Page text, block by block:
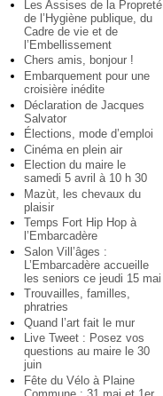
Les Assises de la Propreté
de l’Hygiène publique, du
Cadre de vie et de
l’Embellissement
Chers amis, bonjour !
Embarquement pour une
croisière inédite
Déclaration de Jacques
Salvator
Élections, mode d’emploi
Cinéma en plein air
Election du maire le
samedi 5 avril à 10 h 30
Mazùt, les chevaux du
plaisir
Temps Fort Hip Hop à
l’Embarcadère
Salon Vill’âges :
L’Embarcadère accueille
les seniors ce jeudi 15 mai
Trouvailles, familles,
phratries
Quand l’art fait le mur
Live Tweet : Posez vos
questions au maire le 30
juin
Fête du Vélo à Plaine